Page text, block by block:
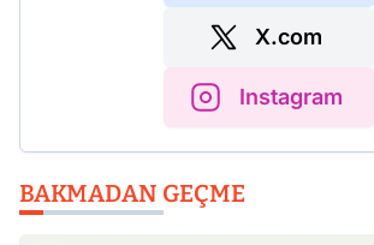
X.com
Instagram
BAKMADAN GEÇME